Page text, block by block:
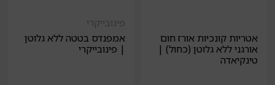
אטריות קונכיות אורז חום
אורגני ללא גלוטן (כחול) |
טינקיאדה
פינובייקרי
אמפנדס בטטה ללא גלוטן
| פינובייקרי